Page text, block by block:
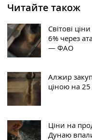
Читайте також
Світові
6% через
— ФАО
Алжир
ціною на
Ціни на
Дунаю